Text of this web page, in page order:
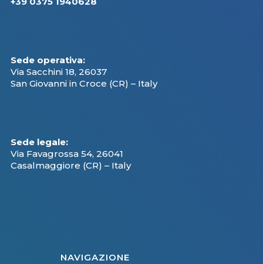
Sede operativa:
Via Sacchini 18, 26037
San Giovanni in Croce (CR) – Italy
Sede legale:
Via Favagrossa 54, 26041
Casalmaggiore (CR) – Italy
NAVIGAZIONE